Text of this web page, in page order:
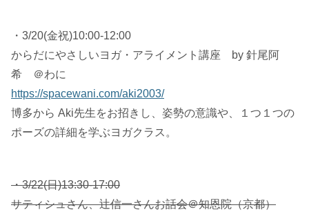
・3/20(金祝)10:00-12:00
からだにやさしいヨガ・アライメント講座 by 針尾阿
希 ＠わに
https://spacewani.com/aki2003/
博多から Aki先生をお招きし、姿勢の意識や、１つ１つの
ポーズの詳細を学ぶヨガクラス。
・3/22(日)13:30-17:00
サティシュさん、辻信一さんお話会＠知恩院（京都）